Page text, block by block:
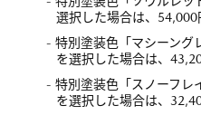
選択した場合は、54,000
- 特別塗装色「マシーング
を選択した場合は、
- 特別塗装色「スノーフレ
を選択した場合は、